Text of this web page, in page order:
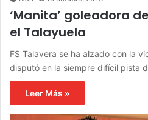
‘Manita’ goleadora
el Talayuela
FS Talavera se ha alzado con la
disputó en la siempre difícil pista
Leer Más »